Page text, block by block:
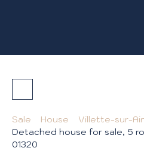
Sale House
Villette-sur-
Detached house for sale, 5
01320